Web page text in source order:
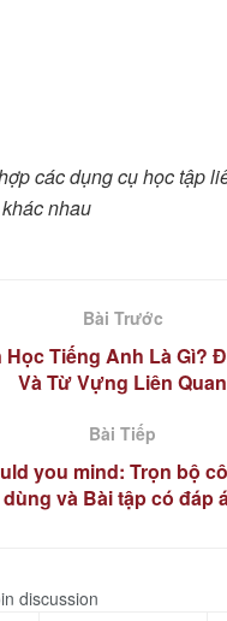
các dụng cụ học tập
nhau
Bài Trước
Học Tiếng Anh Là Gì?
Và Từ Vựng Liên Quan
Bài Tiếp
you mind: Trọn bộ
dùng và Bài tập có đáp
discussion